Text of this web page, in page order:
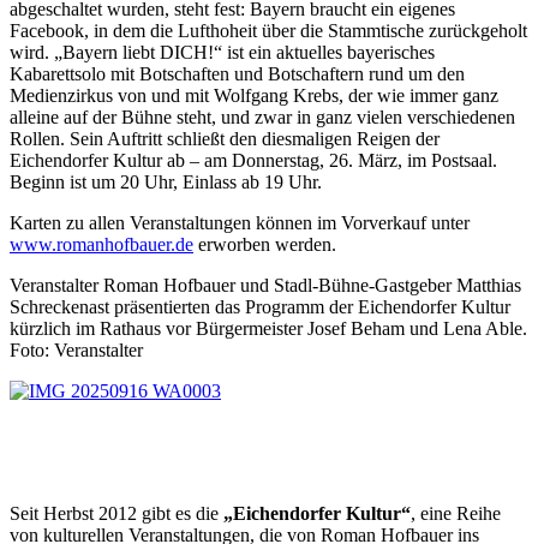
abgeschaltet wurden, steht fest: Bayern braucht ein eigenes
Facebook, in dem die Lufthoheit über die Stammtische zurückgeholt
wird. „Bayern liebt DICH!“ ist ein aktuelles bayerisches
Kabarettsolo mit Botschaften und Botschaftern rund um den
Medienzirkus von und mit Wolfgang Krebs, der wie immer ganz
alleine auf der Bühne steht, und zwar in ganz vielen verschiedenen
Rollen. Sein Auftritt schließt den diesmaligen Reigen der
Eichendorfer Kultur ab – am Donnerstag, 26. März, im Postsaal.
Beginn ist um 20 Uhr, Einlass ab 19 Uhr.
Karten zu allen Veranstaltungen können im Vorverkauf unter
www.romanhofbauer.de erworben werden.
Veranstalter Roman Hofbauer und Stadl-Bühne-Gastgeber Matthias
Schreckenast präsentierten das Programm der Eichendorfer Kultur
kürzlich im Rathaus vor Bürgermeister Josef Beham und Lena Able.
Foto: Veranstalter
Seit Herbst 2012 gibt es die „Eichendorfer Kultur“, eine Reihe
von kulturellen Veranstaltungen, die von Roman Hofbauer ins